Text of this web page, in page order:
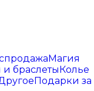
Магия
браслетыКолье
Подарки за